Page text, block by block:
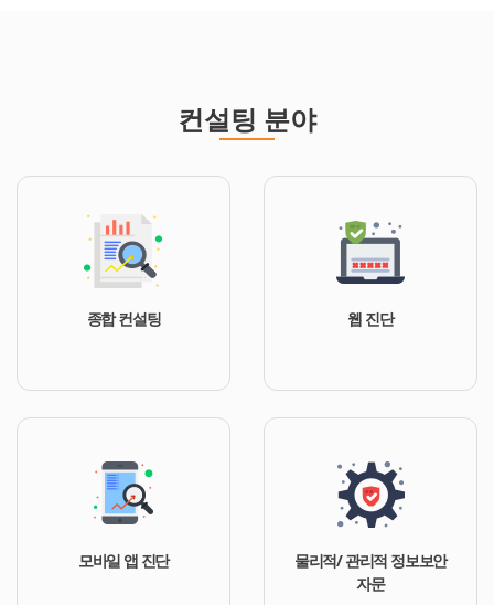
컨설팅 분야
종합 컨설팅 웹 진단
모바일 앱 진단
물리적/ 관리적 정보보안
자문